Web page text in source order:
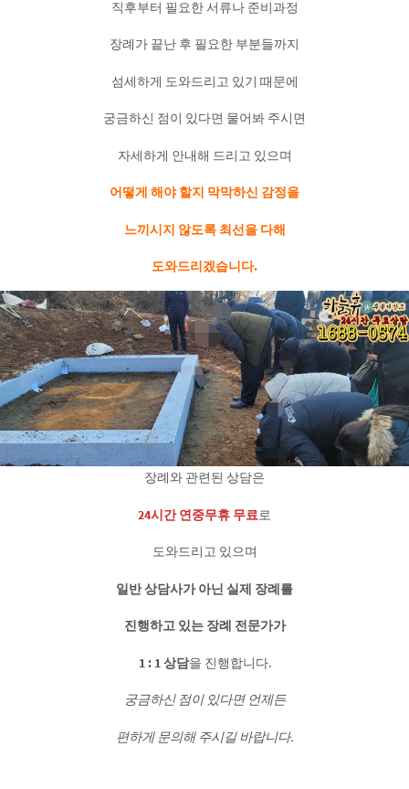
직후부터 필요한 서류나 준비과정
장례가 끝난 후 필요한 부분들까지
섬세하게 도와드리고 있기 때문에
궁금하신 점이 있다면 물어봐 주시면
자세하게 안내해 드리고 있으며
어떻게 해야 할지 막막하신 감정을
느끼시지 않도록 최선을 다해
도와드리겠습니다.
장례와 관련된 상담은
24시간 연중무휴 무료로
도와드리고 있으며
일반 상담사가 아닌 실제 장례를
진행하고 있는 장례 전문가가
1 : 1 상담을 진행합니다.
궁금하신 점이 있다면 언제든
편하게 문의해 주시길 바랍니다.